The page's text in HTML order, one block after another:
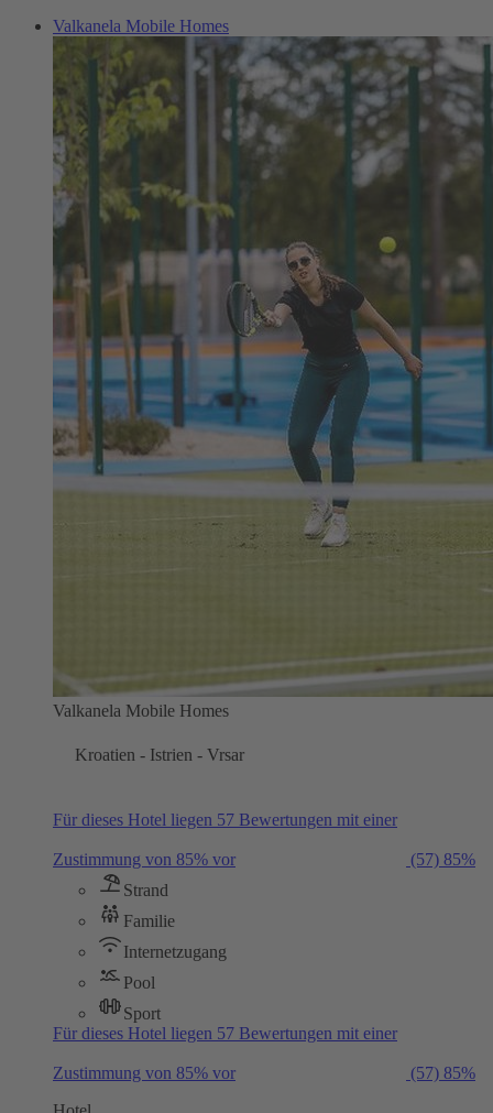
Valkanela Mobile Homes
Valkanela Mobile Homes
Kroatien - Istrien - Vrsar
Für dieses Hotel liegen 57 Bewertungen mit einer
Zustimmung von 85% vor (57) 85%
Strand
Familie
Internetzugang
Pool
Sport
Für dieses Hotel liegen 57 Bewertungen mit einer
Zustimmung von 85% vor (57) 85%